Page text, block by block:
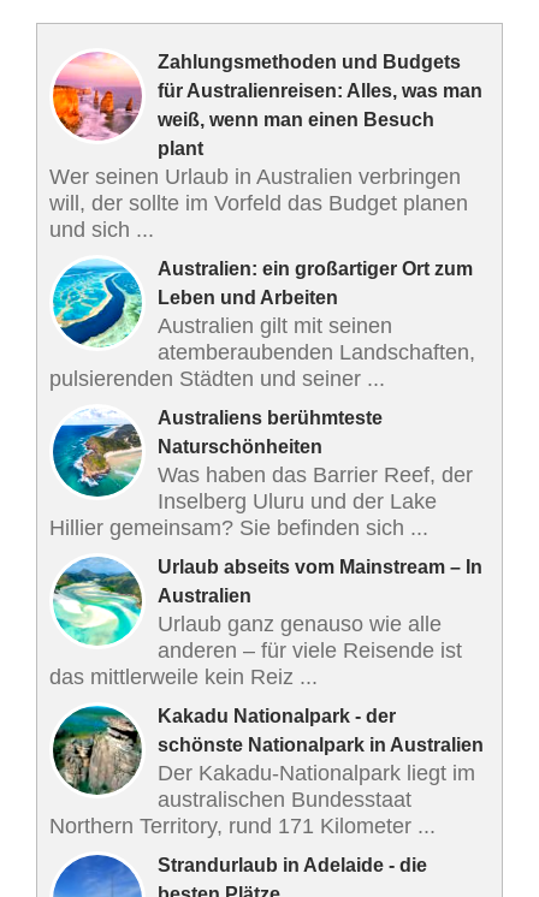
Zahlungsmethoden und Budgets
für Australienreisen: Alles, was man
weiß, wenn man einen Besuch
plant
Wer seinen Urlaub in Australien verbringen
will, der sollte im Vorfeld das Budget planen
und sich ...
Australien: ein großartiger Ort zum
Leben und Arbeiten
Australien gilt mit seinen
atemberaubenden Landschaften,
pulsierenden Städten und seiner ...
Australiens berühmteste
Naturschönheiten
Was haben das Barrier Reef, der
Inselberg Uluru und der Lake
Hillier gemeinsam? Sie befinden sich ...
Urlaub abseits vom Mainstream – In
Australien
Urlaub ganz genauso wie alle
anderen – für viele Reisende ist
das mittlerweile kein Reiz ...
Kakadu Nationalpark - der
schönste Nationalpark in Australien
Der Kakadu-Nationalpark liegt im
australischen Bundesstaat
Northern Territory, rund 171 Kilometer ...
Strandurlaub in Adelaide - die